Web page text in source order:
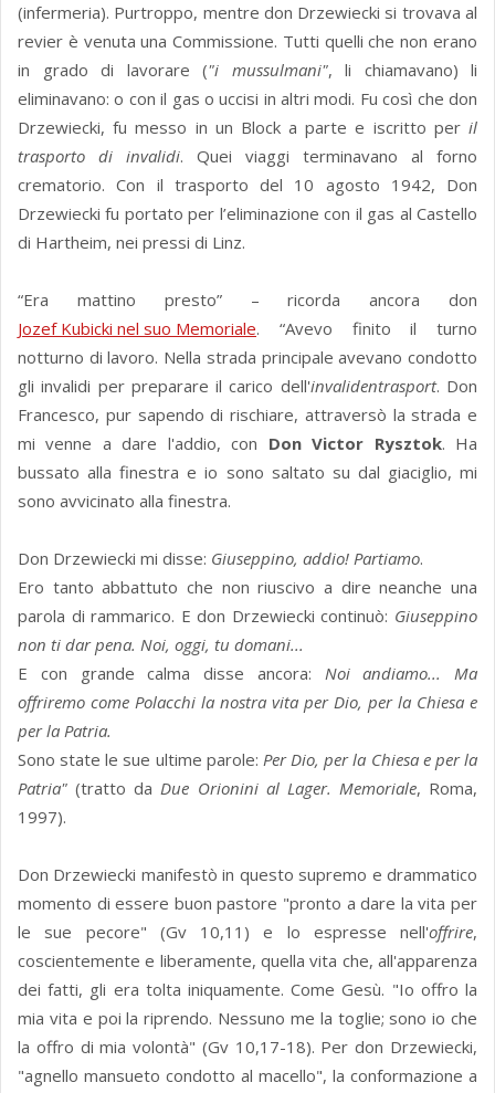
(infermeria). Purtroppo, mentre don Drzewiecki si trovava al
revier è venuta una Commissione. Tutti quelli che non erano
in grado di lavorare ("i mussulmani", li chiamavano) li
eliminavano: o con il gas o uccisi in altri modi. Fu così che don
Drzewiecki, fu messo in un Block a parte e iscritto per il
trasporto di invalidi. Quei viaggi terminavano al forno
crematorio. Con il trasporto del 10 agosto 1942, Don
Drzewiecki fu portato per l’eliminazione con il gas al Castello
di Hartheim, nei pressi di Linz.
“Era mattino presto” – ricorda ancora don
Jozef Kubicki nel suo Memoriale. “Avevo finito il turno
notturno di lavoro. Nella strada principale avevano condotto
gli invalidi per preparare il carico dell'invalidentrasport. Don
Francesco, pur sapendo di rischiare, attraversò la strada e
mi venne a dare l'addio, con Don Victor Rysztok. Ha
bussato alla finestra e io sono saltato su dal giaciglio, mi
sono avvicinato alla finestra.
Don Drzewiecki mi disse: Giuseppino, addio! Partiamo.
Ero tanto abbattuto che non riuscivo a dire neanche una
parola di rammarico. E don Drzewiecki continuò: Giuseppino
non ti dar pena. Noi, oggi, tu domani...
E con grande calma disse ancora: Noi andiamo... Ma
offriremo come Polacchi la nostra vita per Dio, per la Chiesa e
per la Patria.
Sono state le sue ultime parole: Per Dio, per la Chiesa e per la
Patria" (tratto daDue Orionini al Lager. Memoriale, Roma,
1997).
Don Drzewiecki manifestò in questo supremo e drammatico
momento di essere buon pastore "pronto a dare la vita per
le sue pecore" (Gv 10,11) e lo espresse nell'offrire,
coscientemente e liberamente, quella vita che, all'apparenza
dei fatti, gli era tolta iniquamente. Come Gesù. "Io offro la
mia vita e poi la riprendo. Nessuno me la toglie; sono io che
la offro di mia volontà" (Gv 10,17-18). Per don Drzewiecki,
"agnello mansueto condotto al macello", la conformazione a